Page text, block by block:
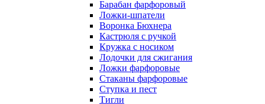
Барабан фарфоровый
Ложки-шпатели
Воронка Бюхнера
Кастрюля с ручкой
Кружка с носиком
Лодочки для сжигания
Ложки фарфоровые
Стаканы фарфоровые
Ступка и пест
Тигли